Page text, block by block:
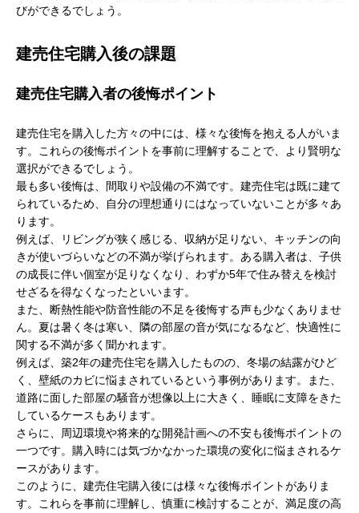
びができるでしょう。
建売住宅購入後の課題
建売住宅購入者の後悔ポイント
建売住宅を購入した方々の中には、様々な後悔を抱える人がいま
す。これらの後悔ポイントを事前に理解することで、より賢明な
選択ができるでしょう。
最も多い後悔は、間取りや設備の不満です。建売住宅は既に建て
られているため、自分の理想通りにはなっていないことが多々あ
ります。
例えば、リビングが狭く感じる、収納が足りない、キッチンの向
きが使いづらいなどの不満が挙げられます。ある購入者は、子供
の成長に伴い個室が足りなくなり、わずか5年で住み替えを検討
せざるを得なくなったといいます。
また、断熱性能や防音性能の不足を後悔する声も少なくありませ
ん。夏は暑く冬は寒い、隣の部屋の音が気になるなど、快適性に
関する不満が多く聞かれます。
例えば、築2年の建売住宅を購入したものの、冬場の結露がひど
く、壁紙のカビに悩まされているという事例があります。また、
道路に面した部屋の騒音が想像以上に大きく、睡眠に支障をきた
しているケースもあります。
さらに、周辺環境や将来的な開発計画への不安も後悔ポイントの
一つです。購入時には気づかなかった環境の変化に悩まされるケ
ースがあります。
このように、建売住宅購入後には様々な後悔ポイントがありま
す。これらを事前に理解し、慎重に検討することが、満足度の高